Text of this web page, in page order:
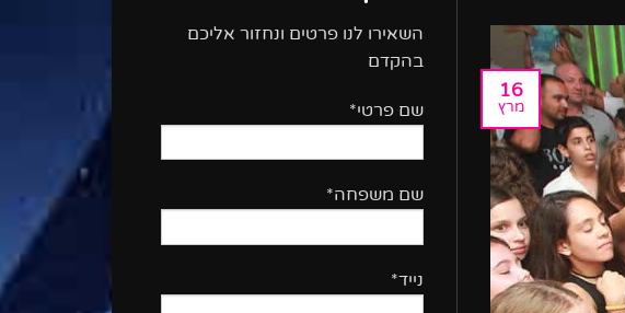
16
מרץ
השאירו לנו פרטים ונחזור אליכם
בהקדם
שם פרטי*
שם משפחה*
נייד*